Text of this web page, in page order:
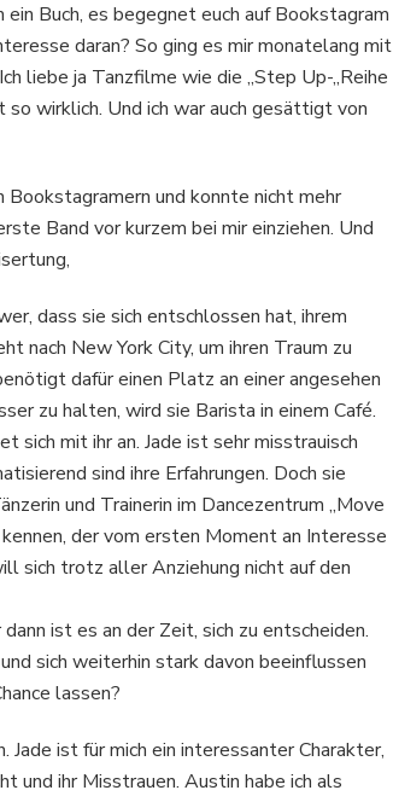
Buch, es begegnet euch auf Bookstagram
daran? So ging es mir monatelang mit
liebe ja Tanzfilme wie die „Step Up-„Reihe
so wirklich. Und ich war auch gesättigt von
Bookstagramern und konnte nicht mehr
Band vor kurzem bei mir einziehen. Und
dass sie sich entschlossen hat, ihrem
nach New York City, um ihren Traum zu
dafür einen Platz an einer angesehen
zu halten, wird sie Barista in einem Café.
sich mit ihr an. Jade ist sehr misstrauisch
sind ihre Erfahrungen. Doch sie
und Trainerin im Dancezentrum „Move
der vom ersten Moment an Interesse
sich trotz aller Anziehung nicht auf den
ist es an der Zeit, sich zu entscheiden.
sich weiterhin stark davon beeinflussen
lassen?
Jade ist für mich ein interessanter Charakter,
und ihr Misstrauen. Austin habe ich als